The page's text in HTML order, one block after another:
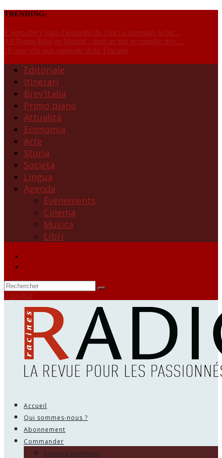
TRENDING:
È vero che è stato Leonardo da Vinci a inventare la bic...
AS Roma-Réal de Madrid : droit au but et contrôle très ...
10 cose che non sapevate della Toscana
Editoriale
Itinerari
Brev’Italia
Primo piano
Attualità
Economia
Arte
Storia
Società
Lingua
Agenda
Événements
Cinema
Musica
Libri
0 produit
Accueil
Qui sommes-nous ?
Abonnement
Commander
Anciens numéros